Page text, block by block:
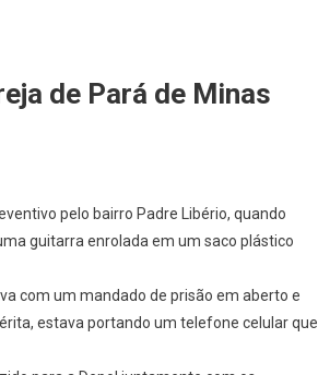
de Pará de Minas
pelo bairro Padre Libério, quando
guitarra enrolada em um saco plástico
com um mandado de prisão em aberto e
estava portando um telefone celular que